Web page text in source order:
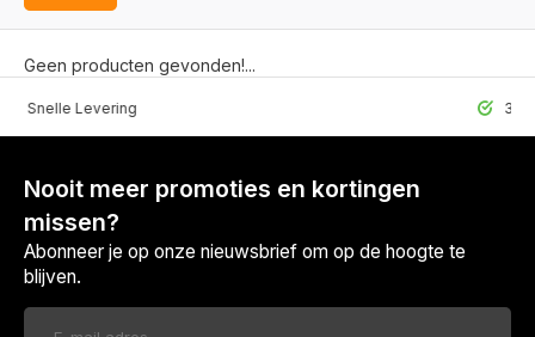
Geen producten gevonden!...
Levering 30 Dagen
Nooit meer promoties en kortingen
missen?
Abonneer je op onze nieuwsbrief om op de hoogte te
blijven.